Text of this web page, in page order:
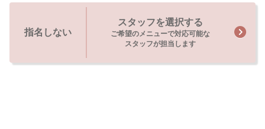
指名しない
スタッフを選択する
ご希望のメニューで対応可能な
スタッフが担当します